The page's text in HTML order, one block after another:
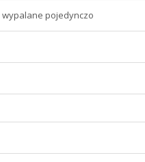
wypalane pojedynczo